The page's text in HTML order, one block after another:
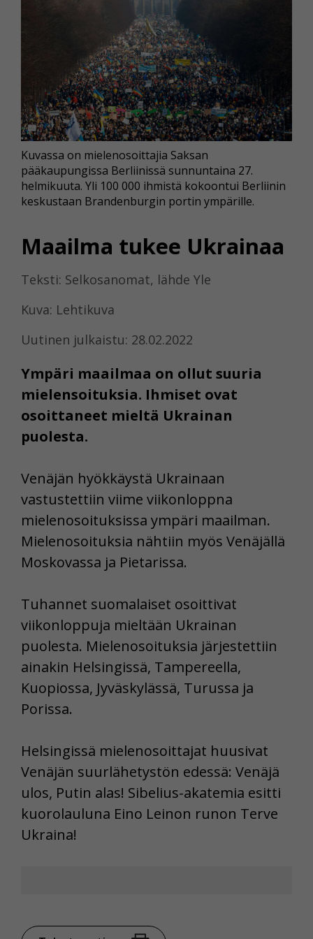
Maailma tukee Ukrainaa
Teksti: Selkosanomat, lähde Yle
Kuva: Lehtikuva
Uutinen julkaistu: 28.02.2022
Ympäri maailmaa on ollut suuria
mielensoituksia. Ihmiset ovat
osoittaneet mieltä Ukrainan
puolesta.
Kuvassa on mielenosoittajia Saksan
pääkaupungissa Berliinissä sunnuntaina 27.
helmikuuta. Yli 100 000 ihmistä kokoontui Berliinin
keskustaan Brandenburgin portin ympärille.
Venäjän hyökkäystä Ukrainaan
vastustettiin viime viikonloppna
mielenosoituksissa ympäri maailman.
Mielenosoituksia nähtiin myös Venäjällä
Moskovassa ja Pietarissa.
Tuhannet suomalaiset osoittivat
viikonloppuja mieltään Ukrainan
puolesta. Mielenosoituksia järjestettiin
ainakin Helsingissä, Tampereella,
Kuopiossa, Jyväskylässä, Turussa ja
Porissa.
Helsingissä mielenosoittajat huusivat
Venäjän suurlähetystön edessä: Venäjä
ulos, Putin alas! Sibelius-akatemia esitti
kuorolauluna Eino Leinon runon Terve
Ukraina!